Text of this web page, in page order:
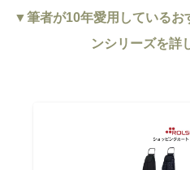
▼筆者が10年愛用しているお
ンシリーズを詳